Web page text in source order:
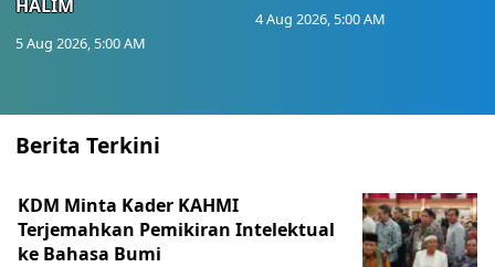
HALIM
5 Aug 2026, 5:00 AM
4 Aug 2026, 5:00 AM
Berita Terkini
KDM Minta Kader KAHMI
Terjemahkan Pemikiran Intelektual
ke Bahasa Bumi